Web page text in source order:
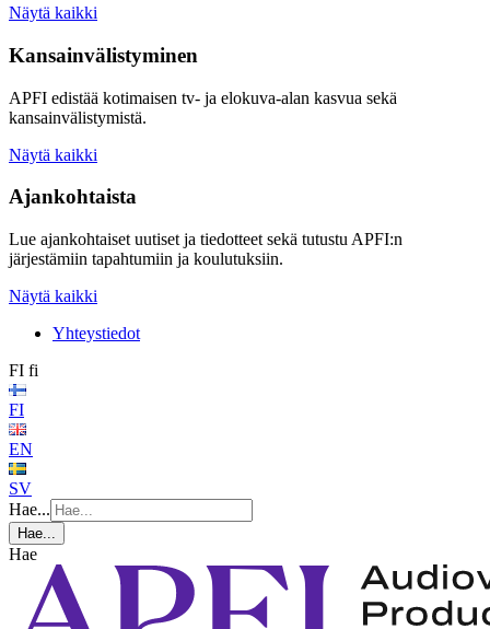
Näytä kaikki
Kansainvälistyminen
APFI edistää kotimaisen tv- ja elokuva-alan kasvua sekä
kansainvälistymistä.
Näytä kaikki
Ajankohtaista
Lue ajankohtaiset uutiset ja tiedotteet sekä tutustu APFI:n
järjestämiin tapahtumiin ja koulutuksiin.
Näytä kaikki
Yhteystiedot
FI fi
FI
EN
SV
Hae...
Hae...
Hae